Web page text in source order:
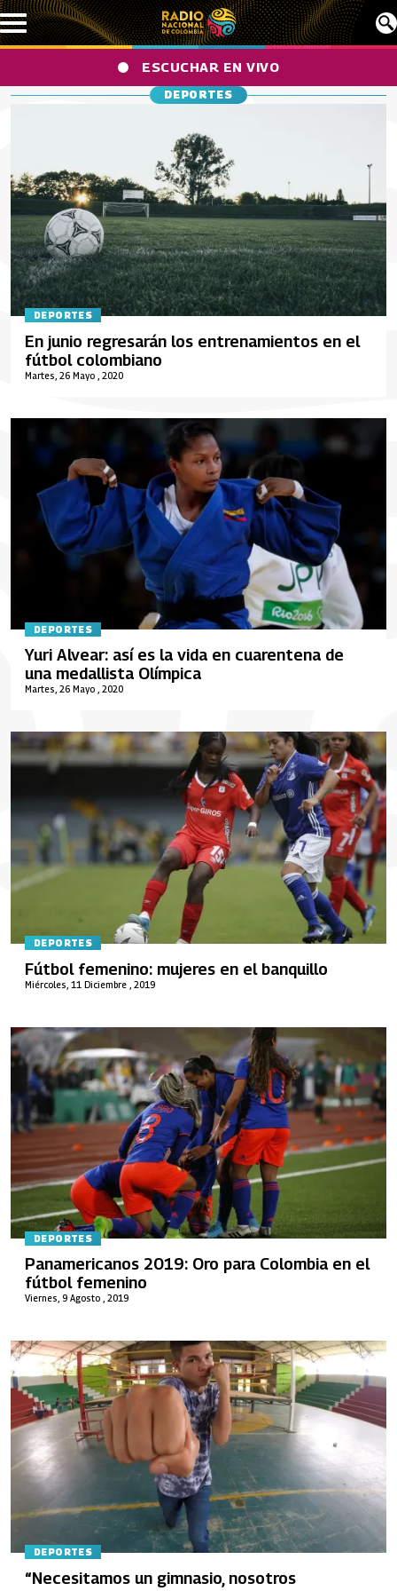
Pasar al contenido principal
ESCUCHAR EN VIVO
DEPORTES
DEPORTES
Martes, 26 Mayo , 2020
En junio regresarán los entrenamientos en el
fútbol colombiano
DEPORTES
Martes, 26 Mayo , 2020
Yuri Alvear: así es la vida en cuarentena de
una medallista Olímpica
DEPORTES
Miércoles, 11 Diciembre , 2019
Fútbol femenino: mujeres en el banquillo
DEPORTES
Viernes, 9 Agosto , 2019
Panamericanos 2019: Oro para Colombia en el
fútbol femenino
DEPORTES
“Necesitamos un gimnasio, nosotros